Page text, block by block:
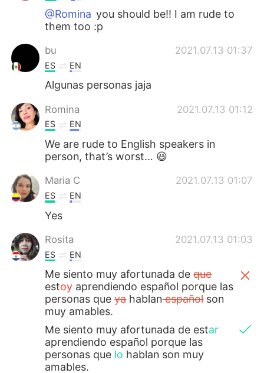
@Romina you should be!! I am rude to
them too :p
bu 2021.07.13 01:37
ES EN
Algunas personas jaja
Romina 2021.07.13 01:12
ES EN
We are rude to English speakers in
person, that’s worst… 😆
Maria C 2021.07.13 01:07
ES EN
Yes
Rosita 2021.07.13 01:03
ES EN
Me siento muy afortunada deque
estoyaprendiendo español porque las
personas queyahablanespañolson
muy amables.
Me siento muy afortunada de estar
aprendiendo español porque las
personas que lo hablan son muy
amables.